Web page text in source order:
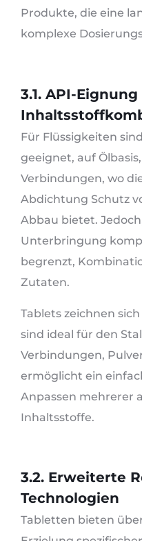
Produkte, die eine
komplexe
3.1. API-
Für Flüssigkeiten
geeignet, auf
Verbindungen, wo
Abdichtung Schutz
Abbau bietet.
Unterbringung
begrenzt,
Zutaten.
Tablets zeichnen
sind ideal für den
Verbindungen,
ermöglicht ein
Anpassen mehrerer
Inhaltsstoffe.
3.2. Erweiterte
Technologien
Tabletten bieten